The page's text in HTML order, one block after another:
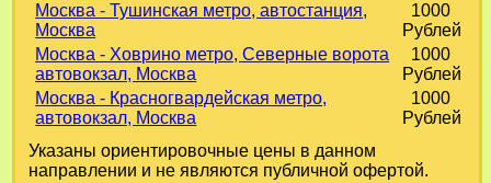
Москва - Тушинская метро, автостанция,
Москва
1000
Рублей
Москва - Ховрино метро, Северные ворота
автовокзал, Москва
1000
Рублей
Москва - Красногвардейская метро,
автовокзал, Москва
1000
Рублей
Указаны ориентировочные цены в данном
направлении и не являются публичной офертой.